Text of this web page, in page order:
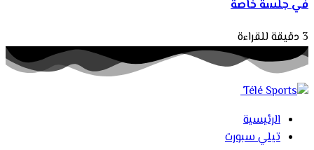
في جلسة خاصة
3 دقيقة للقراءة
الرئيسية
تيلي سبورت